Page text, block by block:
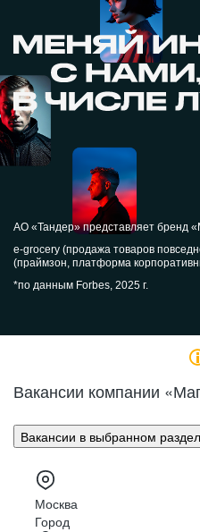
АО «Тандер» представляет бренд
e-grocery (продажа товаров
(праймзон, платформа
*по данным Forbes, 2025 г.
Вакансии компании
Вакансии в выбранном
Москва
Город